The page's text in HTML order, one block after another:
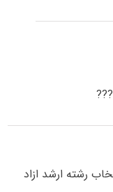
رشته ارشد ازاد